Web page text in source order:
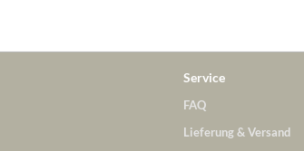
Service
FAQ
Lieferung & Versand